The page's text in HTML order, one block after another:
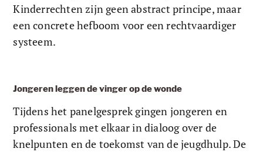
Kinderrechten zijn geen abstract principe, maar
een concrete hefboom voor een rechtvaardiger
systeem.
Jongeren leggen de vinger op de wonde
Tijdens het panelgesprek gingen jongeren en
professionals met elkaar in dialoog over de
knelpunten en de toekomst van de jeugdhulp. De